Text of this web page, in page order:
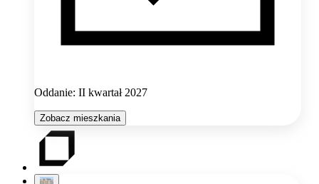
Oddanie: II kwartał 2027
Zobacz mieszkania